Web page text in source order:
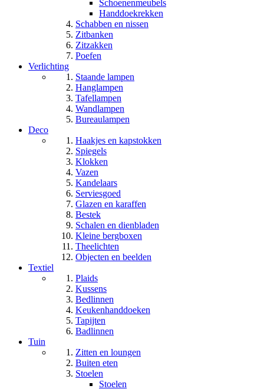
Schoenenmeubels
Handdoekrekken
Schabben en nissen
Zitbanken
Zitzakken
Poefen
Verlichting
Staande lampen
Hanglampen
Tafellampen
Wandlampen
Bureaulampen
Deco
Haakjes en kapstokken
Spiegels
Klokken
Vazen
Kandelaars
Serviesgoed
Glazen en karaffen
Bestek
Schalen en dienbladen
Kleine bergboxen
Theelichten
Objecten en beelden
Textiel
Plaids
Kussens
Bedlinnen
Keukenhanddoeken
Tapijten
Badlinnen
Tuin
Zitten en loungen
Buiten eten
Stoelen
Stoelen